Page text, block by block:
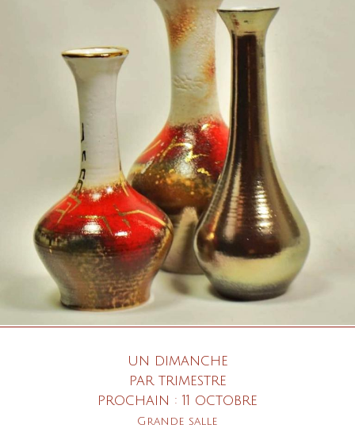
un dimanche
par trimestre
prochain : 11 octobre
Grande salle